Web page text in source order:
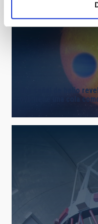
Una señal de helio
69b tiene una cola